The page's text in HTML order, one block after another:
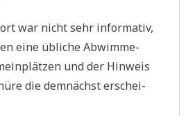
war nicht sehr infor­ma­tiv,
eine übli­che Abwim­me­
und der Hin­weis
die dem­nächst erschei­